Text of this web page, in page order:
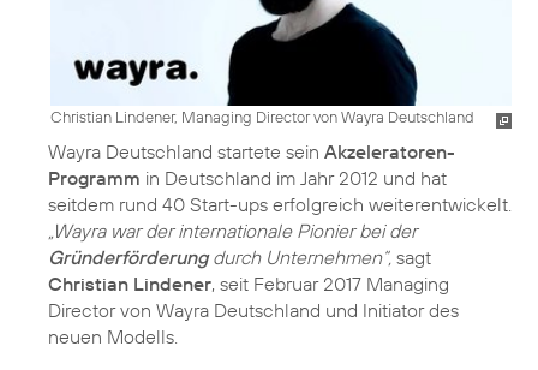
Christian Lindener, Managing Director von Wayra Deutschland
Wayra Deutschland startete sein Akzeleratoren-
Programm in Deutschland im Jahr 2012 und hat
seitdem rund 40 Start-ups erfolgreich weiterentwickelt.
„Wayra war der internationale Pionier bei der
Gründerförderungdurch Unternehmen“, sagt
Christian Lindener, seit Februar 2017 Managing
Director von Wayra Deutschland und Initiator des
neuen Modells.